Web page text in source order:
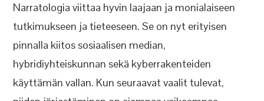
Narratologia viittaa hyvin laajaan ja monialaiseen
tutkimukseen ja tieteeseen. Se on nyt erityisen
pinnalla kiitos sosiaalisen median,
hybridiyhteiskunnan sekä kyberrakenteiden
käyttämän vallan. Kun seuraavat vaalit tulevat,